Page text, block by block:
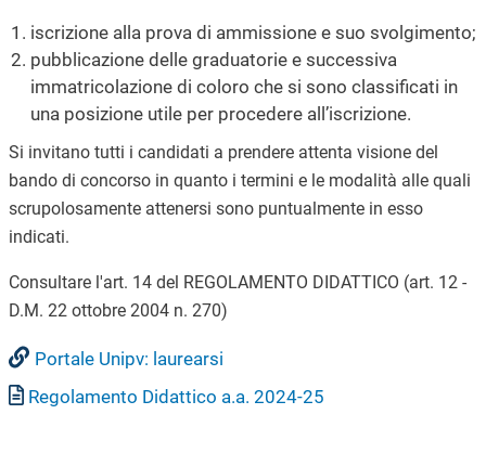
iscrizione alla prova di ammissione e suo svolgimento;
pubblicazione delle graduatorie e successiva
immatricolazione di coloro che si sono classificati in
una posizione utile per procedere all’iscrizione.
Si invitano tutti i candidati a prendere attenta visione del
bando di concorso in quanto i termini e le modalità alle quali
scrupolosamente attenersi sono puntualmente in esso
indicati.
Consultare l'art. 14 del REGOLAMENTO DIDATTICO (art. 12 -
D.M. 22 ottobre 2004 n. 270)
Portale Unipv: laurearsi
Documento
Regolamento Didattico a.a. 2024-25